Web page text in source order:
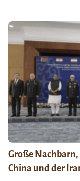
Große
China und der